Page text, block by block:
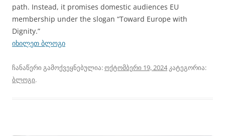
path. Instead, it promises domestic audiences EU
membership under the slogan “Toward Europe with
Dignity.”
იხილეთ ბლოგი
ჩანაწერი გამოქვეყნებულია:ოქტომბერი 19, 2024კატეგორია:
ბლოგი.